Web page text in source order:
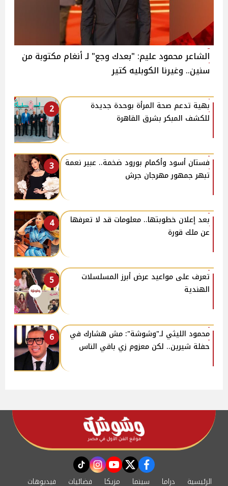
الشاعر محمود عليم: "بعدك وجع" لـ أنغام مكتوبة من
سنين.. وغيرنا الكوبليه كتير
2
بهية تدعم صحة المرأة بوحدة جديدة
للكشف المبكر بشرق القاهرة
3
فستان أسود وأكمام بورود ضخمة.. عبير نعمة
تبهر جمهور مهرجان جرش
4
بعد إعلان خطوبتها.. معلومات قد لا تعرفها
عن ملك قورة
5
تعرف على مواعيد عرض أبرز المسلسلات
الهندية
6
محمود الليثي لـ"وشوشة": مش هشارك في
حفلة شيرين.. لكن معزوم زي باقي الناس
facebook
twitter
youtube
instagram
tiktok
الرئيسية دراما سينما مزيكا فضائيات فيديوهات